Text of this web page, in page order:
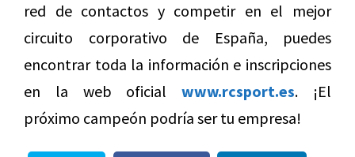
red de contactos y competir en el mejor
circuito corporativo de España, puedes
encontrar toda la información e inscripciones
en la web oficialwww.rcsport.es. ¡El
próximo campeón podría ser tu empresa!